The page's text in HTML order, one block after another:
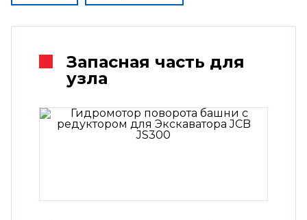
Запасная часть для
узла